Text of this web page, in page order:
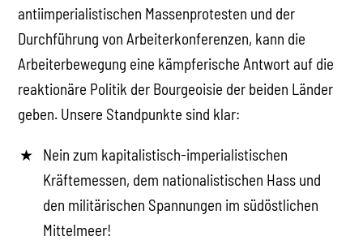
antiimperialistischen Massenprotesten und der
Durchführung von Arbeiterkonferenzen, kann die
Arbeiterbewegung eine kämpferische Antwort auf die
reaktionäre Politik der Bourgeoisie der beiden Länder
geben. Unsere Standpunkte sind klar:
Nein zum kapitalistisch-imperialistischen
Kräftemessen, dem nationalistischen Hass und
den militärischen Spannungen im südöstlichen
Mittelmeer!